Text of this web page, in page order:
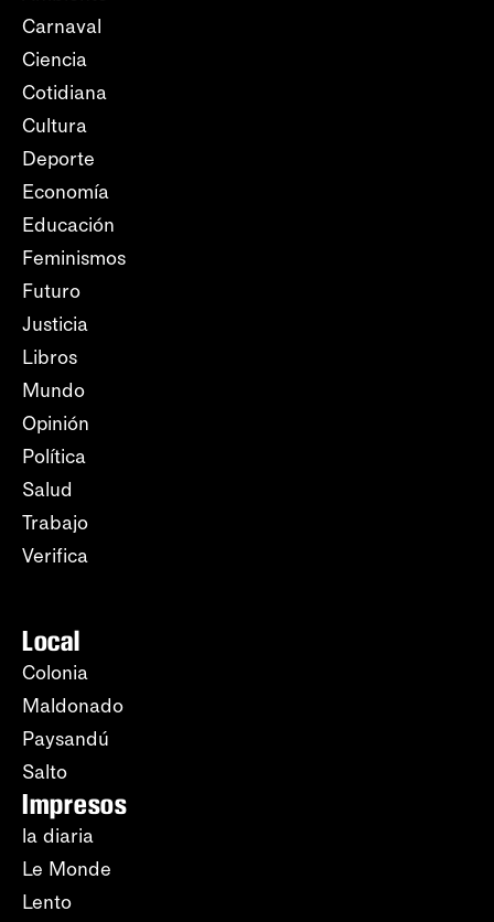
Carnaval
Ciencia
Cotidiana
Cultura
Deporte
Economía
Educación
Feminismos
Futuro
Justicia
Libros
Mundo
Opinión
Política
Salud
Trabajo
Verifica
Local
Colonia
Maldonado
Paysandú
Salto
Impresos
la diaria
Le Monde
Lento